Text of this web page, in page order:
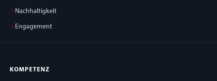
Nachhaltigkeit
Engagement
KOMPETENZ